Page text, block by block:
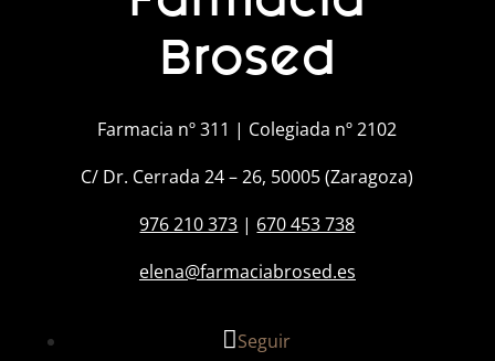
Brosed
Farmacia nº 311 | Colegiada nº 2102
C/ Dr. Cerrada 24 – 26, 50005 (Zaragoza)
976 210 373 | 670 453 738
elena@farmaciabrosed.es
Seguir